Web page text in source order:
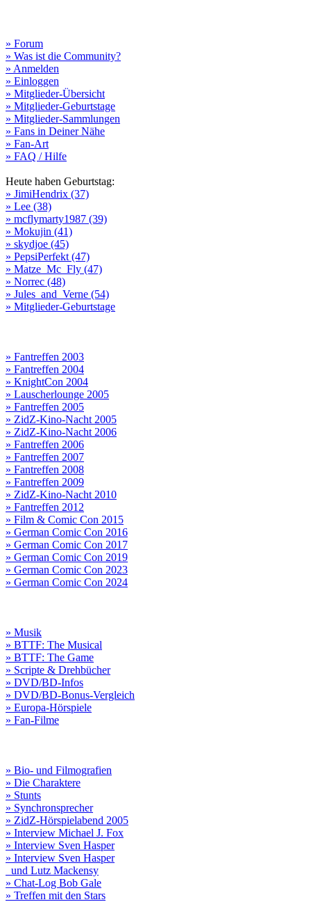
» Forum
» Was ist die Community?
» Anmelden
» Einloggen
» Mitglieder-Übersicht
» Mitglieder-Geburtstage
» Mitglieder-Sammlungen
» Fans in Deiner Nähe
» Fan-Art
» FAQ / Hilfe
Heute haben Geburtstag:
» JimiHendrix (37)
» Lee (38)
» mcflymarty1987 (39)
» Mokujin (41)
» skydjoe (45)
» PepsiPerfekt (47)
» Matze_Mc_Fly (47)
» Norrec (48)
» Jules_and_Verne (54)
» Mitglieder-Geburtstage
» Fantreffen 2003
» Fantreffen 2004
» KnightCon 2004
» Lauscherlounge 2005
» Fantreffen 2005
» ZidZ-Kino-Nacht 2005
» ZidZ-Kino-Nacht 2006
» Fantreffen 2006
» Fantreffen 2007
» Fantreffen 2008
» Fantreffen 2009
» ZidZ-Kino-Nacht 2010
» Fantreffen 2012
» Film & Comic Con 2015
» German Comic Con 2016
» German Comic Con 2017
» German Comic Con 2019
» German Comic Con 2023
» German Comic Con 2024
» Musik
» BTTF: The Musical
» BTTF: The Game
» Scripte & Drehbücher
» DVD/BD-Infos
» DVD/BD-Bonus-Vergleich
» Europa-Hörspiele
» Fan-Filme
» Bio- und Filmografien
» Die Charaktere
» Stunts
» Synchronsprecher
» ZidZ-Hörspielabend 2005
» Interview Michael J. Fox
» Interview Sven Hasper
» Interview Sven Hasper
und Lutz Mackensy
» Chat-Log Bob Gale
» Treffen mit den Stars